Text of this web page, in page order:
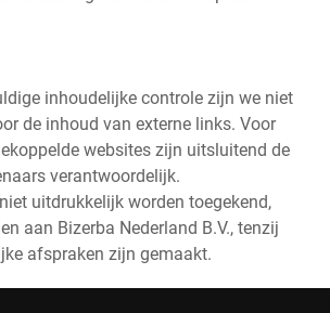
inhoudelijke controle zijn we niet
de inhoud van externe links. Voor
websites zijn uitsluitend de
verantwoordelijk.
uitdrukkelijk worden toegekend,
aan Bizerba Nederland B.V., tenzij
afspraken zijn gemaakt.